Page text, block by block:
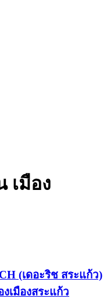
เมือง
(เดอะริช สระแก้ว)
เมืองสระแก้ว